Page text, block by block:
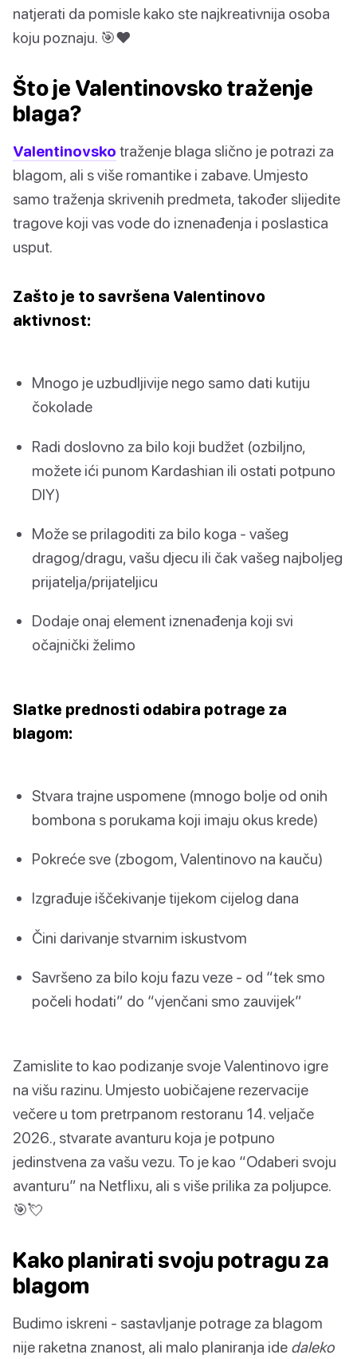
natjerati da pomisle kako ste najkreativnija osoba
koju poznaju. 🎯❤️
Što je Valentinovsko traženje
blaga?
Valentinovsko traženje blaga slično je potrazi za
blagom, ali s više romantike i zabave. Umjesto
samo traženja skrivenih predmeta, također slijedite
tragove koji vas vode do iznenađenja i poslastica
usput.
Zašto je to savršena Valentinovo
aktivnost:
Mnogo je uzbudljivije nego samo dati kutiju
čokolade
Radi doslovno za bilo koji budžet (ozbiljno,
možete ići punom Kardashian ili ostati potpuno
DIY)
Može se prilagoditi za bilo koga - vašeg
dragog/dragu, vašu djecu ili čak vašeg najboljeg
prijatelja/prijateljicu
Dodaje onaj element iznenađenja koji svi
očajnički želimo
Slatke prednosti odabira potrage za
blagom:
Stvara trajne uspomene (mnogo bolje od onih
bombona s porukama koji imaju okus krede)
Pokreće sve (zbogom, Valentinovo na kauču)
Izgrađuje iščekivanje tijekom cijelog dana
Čini darivanje stvarnim iskustvom
Savršeno za bilo koju fazu veze - od “tek smo
počeli hodati” do “vjenčani smo zauvijek”
Zamislite to kao podizanje svoje Valentinovo igre
na višu razinu. Umjesto uobičajene rezervacije
večere u tom pretrpanom restoranu 14. veljače
2026., stvarate avanturu koja je potpuno
jedinstvena za vašu vezu. To je kao “Odaberi svoju
avanturu” na Netflixu, ali s više prilika za poljupce.
🎯💘
Kako planirati svoju potragu za
blagom
Budimo iskreni - sastavljanje potrage za blagom
nije raketna znanost, ali malo planiranja ide daleko